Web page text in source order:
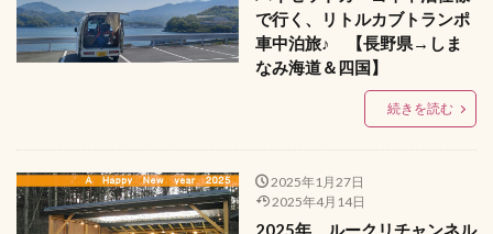
で行く、リトルカブトランポ
車中泊旅♪ 【長野県→しま
なみ海道＆四国】
続きを読む
2025年1月27日
2025年4月14日
2025年、ルークリチャンネル